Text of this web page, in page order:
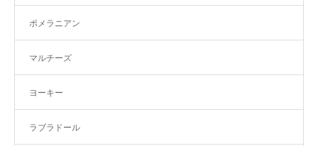
ポメラニアン
マルチーズ
ヨーキー
ラブラドール